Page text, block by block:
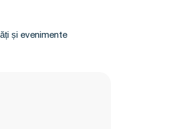
și evenimente